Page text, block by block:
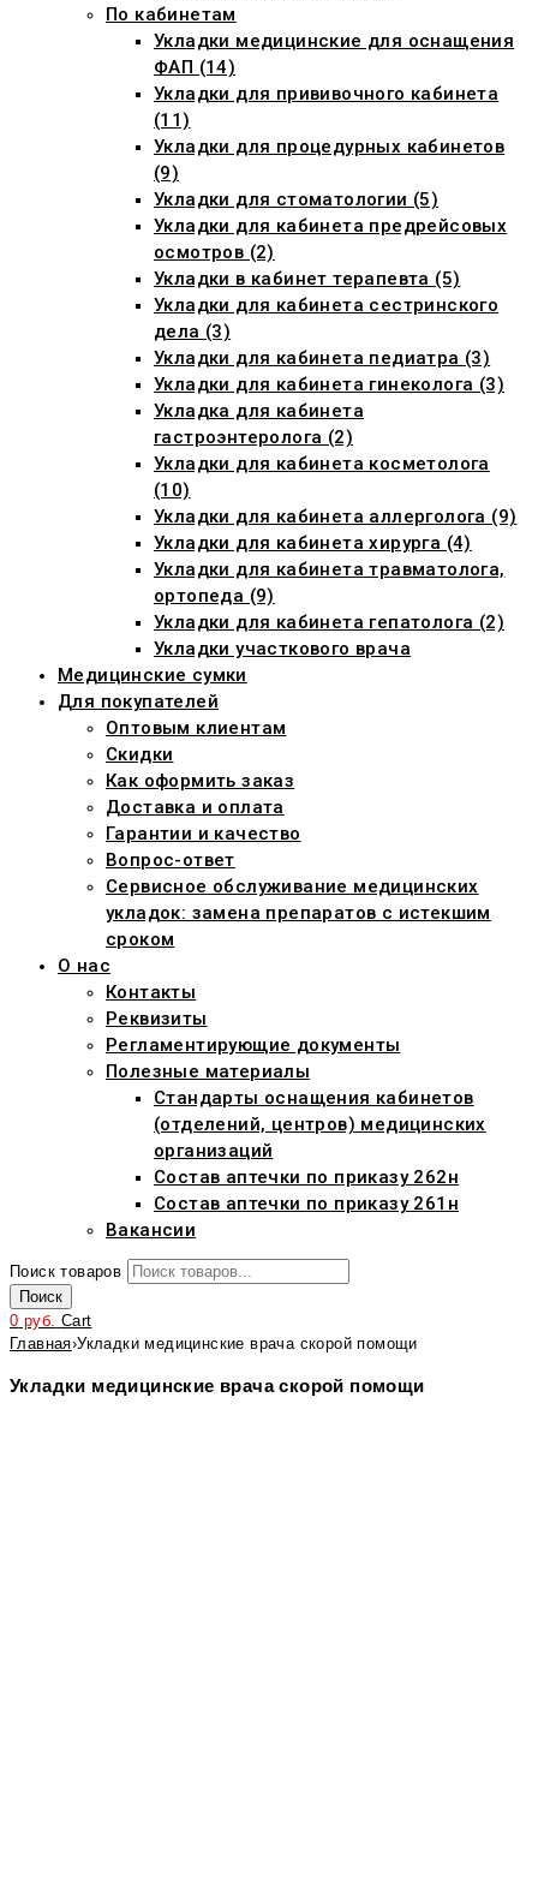
По кабинетам
Укладки медицинские для оснащения
ФАП (14)
Укладки для прививочного кабинета
(11)
Укладки для процедурных кабинетов
(9)
Укладки для стоматологии (5)
Укладки для кабинета предрейсовых
осмотров (2)
Укладки в кабинет терапевта (5)
Укладки для кабинета сестринского
дела (3)
Укладки для кабинета педиатра (3)
Укладки для кабинета гинеколога (3)
Укладка для кабинета
гастроэнтеролога (2)
Укладки для кабинета косметолога
(10)
Укладки для кабинета аллерголога (9)
Укладки для кабинета хирурга (4)
Укладки для кабинета травматолога,
ортопеда (9)
Укладки для кабинета гепатолога (2)
Укладки участкового врача
Медицинские сумки
Для покупателей
Оптовым клиентам
Скидки
Как оформить заказ
Доставка и оплата
Гарантии и качество
Вопрос-ответ
Сервисное обслуживание медицинских
укладок: замена препаратов с истекшим
сроком
О нас
Контакты
Реквизиты
Регламентирующие документы
Полезные материалы
Стандарты оснащения кабинетов
(отделений, центров) медицинских
организаций
Состав аптечки по приказу 262н
Состав аптечки по приказу 261н
Вакансии
Поиск товаров
Поиск
0 руб. Cart
Главная›Укладки медицинские врача скорой помощи
Укладки медицинские врача скорой помощи